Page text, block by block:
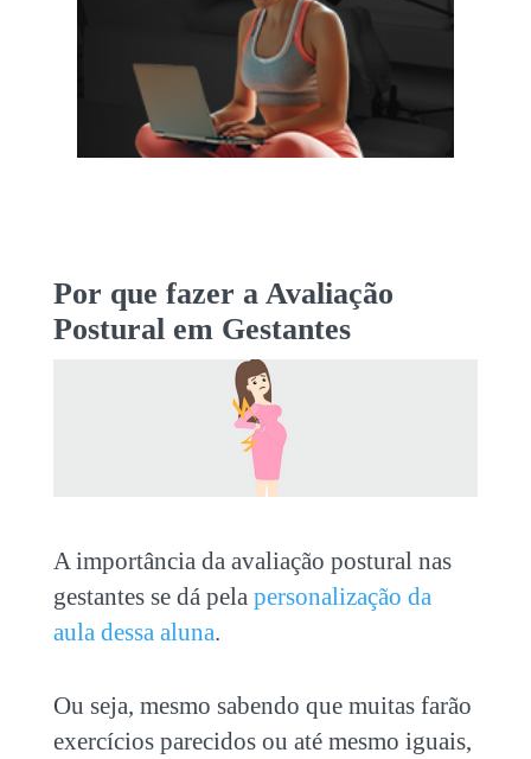
Por que fazer a Avaliação
Postural em Gestantes
A importância da avaliação postural nas
gestantes se dá pela personalização da
aula dessa aluna.
Ou seja, mesmo sabendo que muitas farão
exercícios parecidos ou até mesmo iguais,